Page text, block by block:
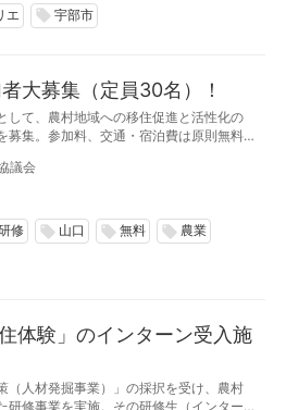
エ local_offer 宇部市
大募集（定員30名）！
して、農村地域への移住促進と活性化の
募集。参加料、交通・宿泊費は原則無料
議会
修 local_offer 山口 local_offer 無料 local_offer 農業
体験」のインターン受入施
（人材発掘事業）」の採択を受け、農村
研修事業を実施。その研修生（インター